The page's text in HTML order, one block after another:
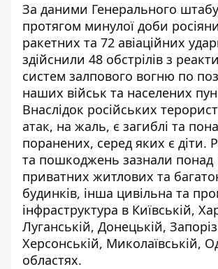
За даними Генерального
протягом минулої доби
ракетних та 72 авіаційних
здійснили 48 обстрілів з
систем залпового вогню по
наших військ та населених
Внаслідок російських
атак, на жаль, є загиблі та
поранених, серед яких є діти.
та пошкоджень зазнали понад
приватних житлових та
будинків, інша цивільна та
інфраструктура в Київській,
Луганській, Донецькій,
Херсонській, Миколаївській,
областях.